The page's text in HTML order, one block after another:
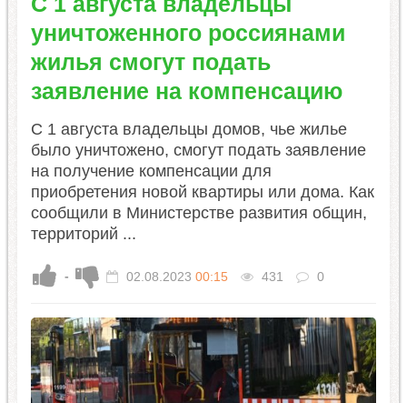
уничтоженного россиянами
жилья смогут подать
заявление на компенсацию
С 1 августа владельцы домов, чье жилье
было уничтожено, смогут подать заявление
на получение компенсации для
приобретения новой квартиры или дома. Как
сообщили в Министерстве развития общин,
территорий ...
- 02.08.2023 00:15 431 0